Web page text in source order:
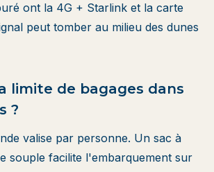
ont la 4G + Starlink et la carte
peut tomber au milieu des dunes
limite de bagages dans
?
valise par personne. Un sac à
souple facilite l'embarquement sur